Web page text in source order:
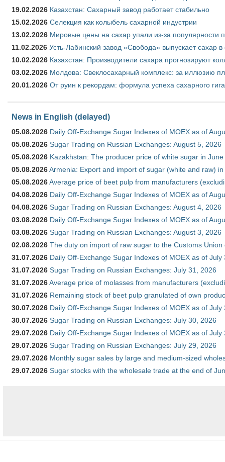
19.02.2026 Казахстан: Сахарный завод работает стабильно
15.02.2026 Селекция как колыбель сахарной индустрии
13.02.2026 Мировые цены на сахар упали из-за популярности
11.02.2026 Усть-Лабинский завод «Свобода» выпускает сахар в
10.02.2026 Казахстан: Производители сахара прогнозируют
03.02.2026 Молдова: Свеклосахарный комплекс: за иллюзию
20.01.2026 От руин к рекордам: формула успеха сахарного
News in English (delayed)
05.08.2026 Daily Off-Exchange Sugar Indexes of MOEX as of
05.08.2026 Sugar Trading on Russian Exchanges: August 5, 2026
05.08.2026 Kazakhstan: The producer price of white sugar in
05.08.2026Armenia: Export and import of sugar (white and raw)
05.08.2026Average price of beet pulp from manufacturers
04.08.2026 Daily Off-Exchange Sugar Indexes of MOEX as of
04.08.2026 Sugar Trading on Russian Exchanges: August 4, 2026
03.08.2026 Daily Off-Exchange Sugar Indexes of MOEX as of
03.08.2026 Sugar Trading on Russian Exchanges: August 3, 2026
02.08.2026 The duty on import of raw sugar to the Customs
31.07.2026 Daily Off-Exchange Sugar Indexes of MOEX as of July
31.07.2026 Sugar Trading on Russian Exchanges: July 31, 2026
31.07.2026Average price of molasses from manufacturers
31.07.2026 Remaining stock of beet pulp granulated of own
30.07.2026 Daily Off-Exchange Sugar Indexes of MOEX as of July
30.07.2026 Sugar Trading on Russian Exchanges: July 30, 2026
29.07.2026 Daily Off-Exchange Sugar Indexes of MOEX as of July
29.07.2026 Sugar Trading on Russian Exchanges: July 29, 2026
29.07.2026 Monthly sugar sales by large and medium-sized
29.07.2026 Sugar stocks with the wholesale trade at the end of